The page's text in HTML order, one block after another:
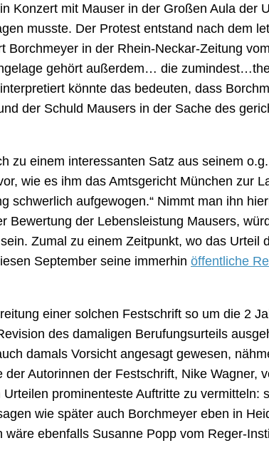
Konzert mit Mauser in der Großen Aula der
musste. Der Protest entstand nach dem
Borchmeyer in der Rhein-Neckar-Zeitung
gehört außerdem… die
könnte das bedeuten, dass
der Schuld Mausers in der Sache des
zu einem interessanten Satz aus seinem
wie es ihm das Amtsgericht München zur
schwerlich aufgewogen.“ Nimmt man ihn
Bewertung der Lebensleistung Mausers,
Zumal zu einem Zeitpunkt, wo das Urteil
September seine immerhin öffentliche
einer solchen Festschrift so um die 2
des damaligen Berufungsurteils
damals Vorsicht angesagt gewesen,
der Autorinnen der Festschrift, Nike Wagner,
prominenteste Auftritte zu vermitteln:
wie später auch Borchmeyer eben in
wäre ebenfalls Susanne Popp vom Reger-